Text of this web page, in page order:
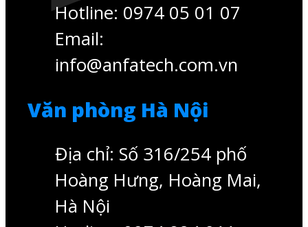
Hotline: 0974 05 01 07
Email:
info@anfatech.com.vn
Văn phòng Hà Nội
Địa chỉ: Số 316/254 phố
Hoàng Hưng, Hoàng Mai,
Hà Nội